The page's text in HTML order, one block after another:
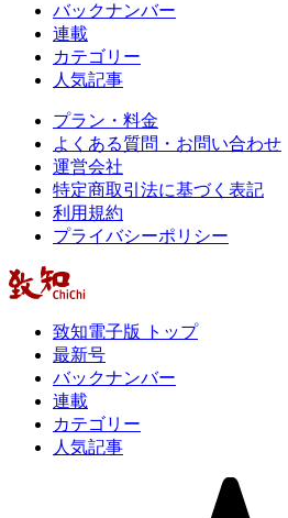
バックナンバー
連載
カテゴリー
人気記事
プラン・料金
よくある質問・お問い合わせ
運営会社
特定商取引法に基づく表記
利用規約
プライバシーポリシー
致知電子版 トップ
最新号
バックナンバー
連載
カテゴリー
人気記事